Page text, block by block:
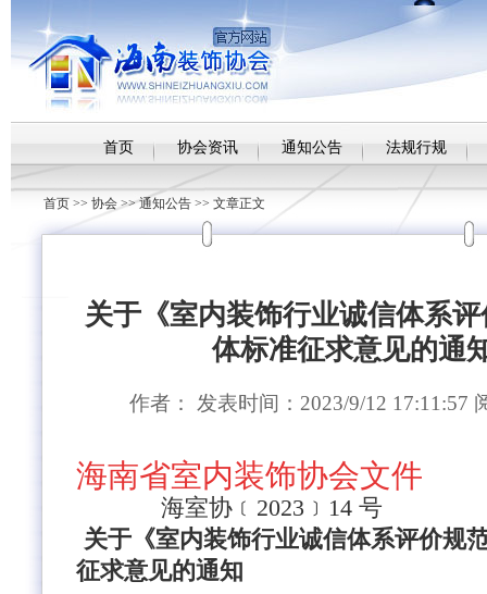
首页 协会资讯 通知公告 法规行规
首页 >> 协会 >>通知公告 >> 文章正文
关于《室内装饰行业诚信体系
体标准征求意见的通
作者： 发表时间：2023/9/12 17:11:57
海南省室内装饰协会文件
海室协﹝ 2023﹞14 号
关于《室内装饰行业诚信体系评价规
征求意见的通知